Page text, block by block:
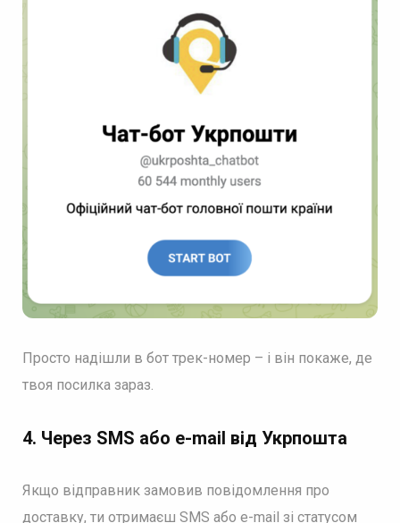
Просто надішли в бот трек-номер – і він покаже, де
твоя посилка зараз.
4. Через SMS або e-mail від Укрпошта
Якщо відправник замовив повідомлення про
доставку, ти отримаєш SMS або e-mail зі статусом